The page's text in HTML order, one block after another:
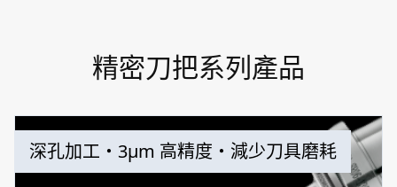
精密刀把系列產品
深孔加工・3μm 高精度・減少刀具磨耗